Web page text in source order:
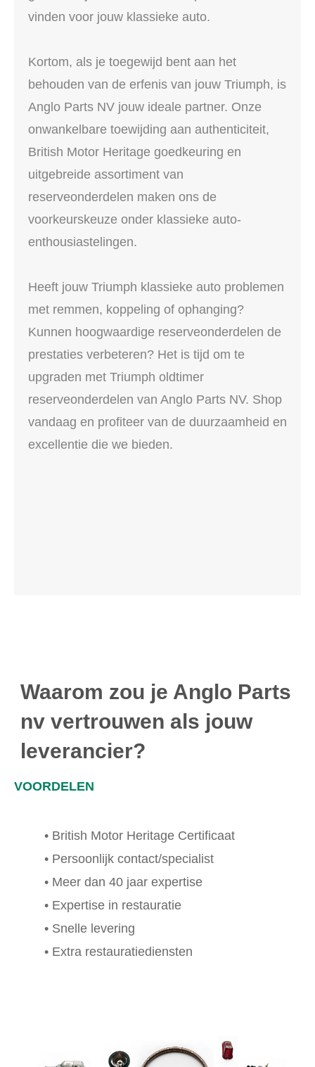
vinden voor jouw klassieke auto.
Kortom, als je toegewijd bent aan het
behouden van de erfenis van jouw Triumph, is
Anglo Parts NV jouw ideale partner. Onze
onwankelbare toewijding aan authenticiteit,
British Motor Heritage goedkeuring en
uitgebreide assortiment van
reserveonderdelen maken ons de
voorkeurskeuze onder klassieke auto-
enthousiastelingen.
Heeft jouw Triumph klassieke auto problemen
met remmen, koppeling of ophanging?
Kunnen hoogwaardige reserveonderdelen de
prestaties verbeteren? Het is tijd om te
upgraden met Triumph oldtimer
reserveonderdelen van Anglo Parts NV. Shop
vandaag en profiteer van de duurzaamheid en
excellentie die we bieden.
Waarom zou je Anglo Parts
nv vertrouwen als jouw
leverancier?
VOORDELEN
• British Motor Heritage Certificaat
• Persoonlijk contact/specialist
• Meer dan 40 jaar expertise
• Expertise in restauratie
• Snelle levering
• Extra restauratiediensten